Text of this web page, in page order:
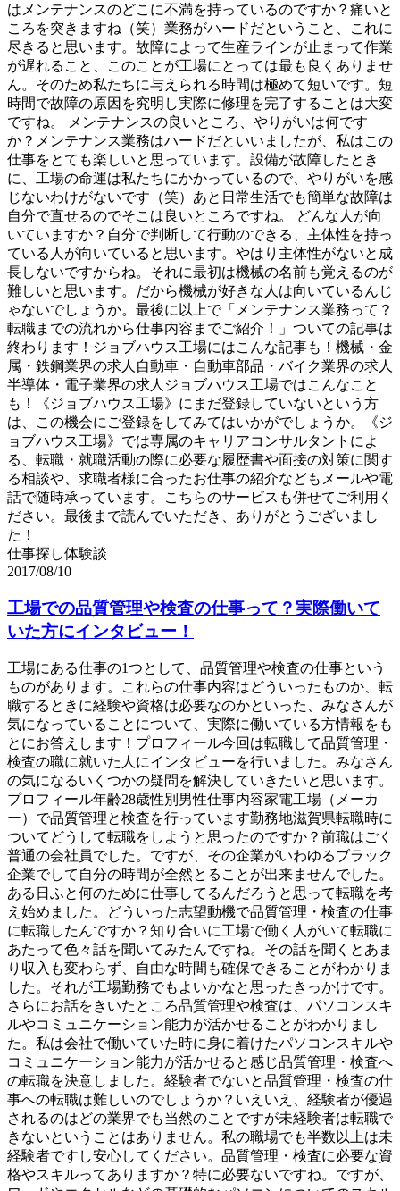
はメンテナンスのどこに不満を持っているのですか？痛いと
ころを突きますね（笑）業務がハードだということ、これに
尽きると思います。故障によって生産ラインが止まって作業
が遅れること、このことが工場にとっては最も良くありませ
ん。そのため私たちに与えられる時間は極めて短いです。短
時間で故障の原因を究明し実際に修理を完了することは大変
ですね。 メンテナンスの良いところ、やりがいは何です
か？メンテナンス業務はハードだといいましたが、私はこの
仕事をとても楽しいと思っています。設備が故障したとき
に、工場の命運は私たちにかかっているので、やりがいを感
じないわけがないです（笑）あと日常生活でも簡単な故障は
自分で直せるのでそこは良いところですね。 どんな人が向
いていますか？自分で判断して行動のできる、主体性を持っ
ている人が向いていると思います。やはり主体性がないと成
長しないですからね。それに最初は機械の名前も覚えるのが
難しいと思います。だから機械が好きな人は向いているんじ
ゃないでしょうか。最後に以上で「メンテナンス業務って？
転職までの流れから仕事内容までご紹介！」ついての記事は
終わります！ジョブハウス工場にはこんな記事も！機械・金
属・鉄鋼業界の求人自動車・自動車部品・バイク業界の求人
半導体・電子業界の求人ジョブハウス工場ではこんなこと
も！《ジョブハウス工場》にまだ登録していないという方
は、この機会にご登録をしてみてはいかがでしょうか。《ジ
ョブハウス工場》では専属のキャリアコンサルタントによ
る、転職・就職活動の際に必要な履歴書や面接の対策に関す
る相談や、求職者様に合ったお仕事の紹介などもメールや電
話で随時承っています。こちらのサービスも併せてご利用く
ださい。最後まで読んでいただき、ありがとうございまし
た！
仕事探し体験談
2017/08/10
工場での品質管理や検査の仕事って？実際働いて
いた方にインタビュー！
工場にある仕事の1つとして、品質管理や検査の仕事という
ものがあります。これらの仕事内容はどういったものか、転
職するときに経験や資格は必要なのかといった、みなさんが
気になっていることについて、実際に働いている方情報をも
とにお答えします！プロフィール今回は転職して品質管理・
検査の職に就いた人にインタビューを行いました。みなさん
の気になるいくつかの疑問を解決していきたいと思います。
プロフィール年齢28歳性別男性仕事内容家電工場（メーカ
ー）で品質管理と検査を行っています勤務地滋賀県転職時に
ついてどうして転職をしようと思ったのですか？前職はごく
普通の会社員でした。ですが、その企業がいわゆるブラック
企業でして自分の時間が全然とることが出来ませんでした。
ある日ふと何のために仕事してるんだろうと思って転職を考
え始めました。どういった志望動機で品質管理・検査の仕事
に転職したんですか？知り合いに工場で働く人がいて転職に
あたって色々話を聞いてみたんですね。その話を聞くとあま
り収入も変わらず、自由な時間も確保できることがわかりま
した。それが工場勤務でもよいかなと思ったきっかけです。
さらにお話をきいたところ品質管理や検査は、パソコンスキ
ルやコミュニケーション能力が活かせることがわかりまし
た。私は会社で働いていた時に身に着けたパソコンスキルや
コミュニケーション能力が活かせると感じ品質管理・検査へ
の転職を決意しました。経験者でないと品質管理・検査の仕
事への転職は難しいのでしょうか？いえいえ、経験者が優遇
されるのはどの業界でも当然のことですが未経験者は転職で
きないということはありません。私の職場でも半数以上は未
経験者ですし安心してください。品質管理・検査に必要な資
格やスキルってありますか？特に必要ないですね。ですが、